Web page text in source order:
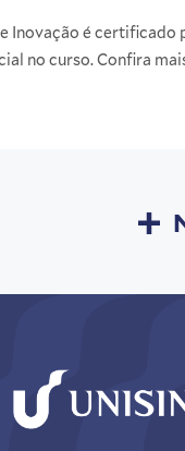
Inovação é certificado
no curso. Confira